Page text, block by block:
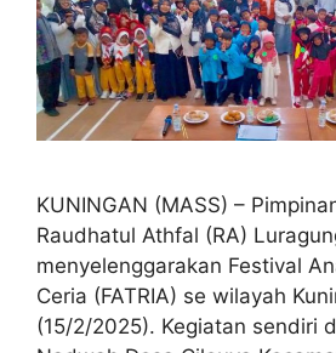
KUNINGAN (MASS) –
Raudhatul Athfal (RA)
menyelenggarakan Festival
Ceria (FATRIA) se wilayah
(15/2/2025). Kegiatan sendiri